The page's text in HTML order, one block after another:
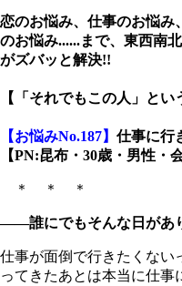
恋のお悩み、仕事のお悩み
のお悩み......まで、東西南
がズバッと解決!!
【「それでもこの人」とい
【お悩みNo.187】 仕事に行
【PN:昆布・30歳・男性・
＊ ＊ ＊
――誰にでもそんな日があ
仕事が面倒で行きたくない
ってきたあとは本当に仕事